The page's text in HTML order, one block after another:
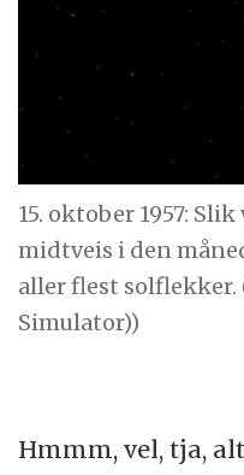
15. oktober 1957:
midtveis i den
aller flest solflekker.
Simulator))
Hmmm, vel, tja,